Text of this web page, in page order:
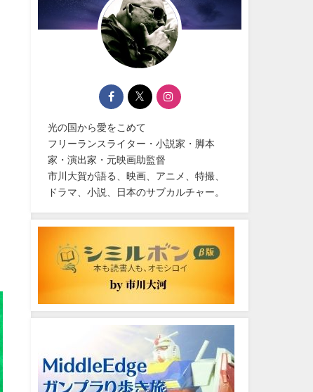
光の国から愛をこめて
フリーランスライター・小説家・脚本
家・演出家・元映画助監督
市川大賀が語る、映画、アニメ、特撮、
ドラマ、小説、日本のサブカルチャー。